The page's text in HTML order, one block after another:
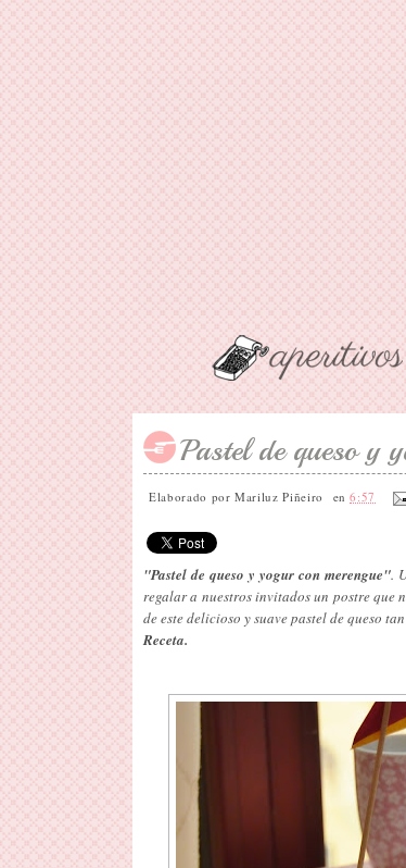
Pastel de queso y
Elaborado porMariluz Piñeiro en6:57
"Pastel de queso y yogur con merengue".
regalar a nuestros invitados un postre que
de este delicioso y suave pastel de queso
Receta.